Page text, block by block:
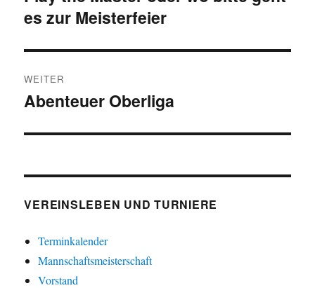
Beitrag:
es zur Meisterfeier
WEITER
Nächster
Abenteuer Oberliga
VEREINSLEBEN UND TURNIERE
Terminkalender
Mannschaftsmeisterschaft
Vorstand